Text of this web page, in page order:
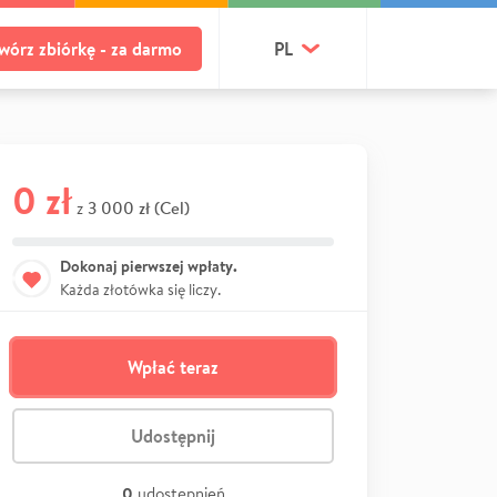
zbiórkę - za darmo PL
0 zł z 3 000 zł (Cel)
Dokonaj pierwszej wpłaty.
Każda złotówka się liczy.
Wpłać teraz
Udostępnij